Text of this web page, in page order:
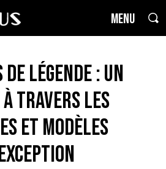
MENU
Légende : un
à travers les
et modèles